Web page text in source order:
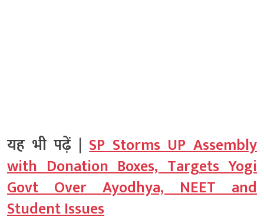
यह भी पढ़ें |SP Storms UP Assembly
with Donation Boxes, Targets Yogi
Govt Over Ayodhya, NEET and
Student Issues